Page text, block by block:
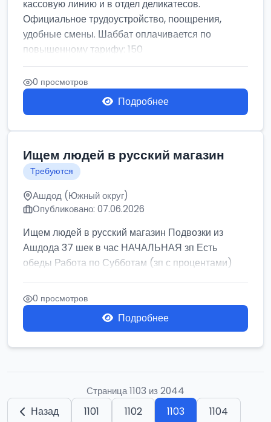
кассовую линию и в отдел деликатесов.
Официальное трудоустройство, поощрения,
удобные смены. Шаббат оплачивается по
повышенному тарифу: 150
0 просмотров
Подробнее
Ищем людей в русский магазин
Требуются
Ашдод (Южный округ)
Опубликовано: 07.06.2026
Ищем людей в русский магазин Подвозки из
Ашдода 37 шек в час НАЧАЛЬНАЯ зп Есть
обеды Работа по Субботам (зп с процентами)
0 просмотров
Подробнее
Страница 1103 из 2044
Назад 1101 1102 1103
1104